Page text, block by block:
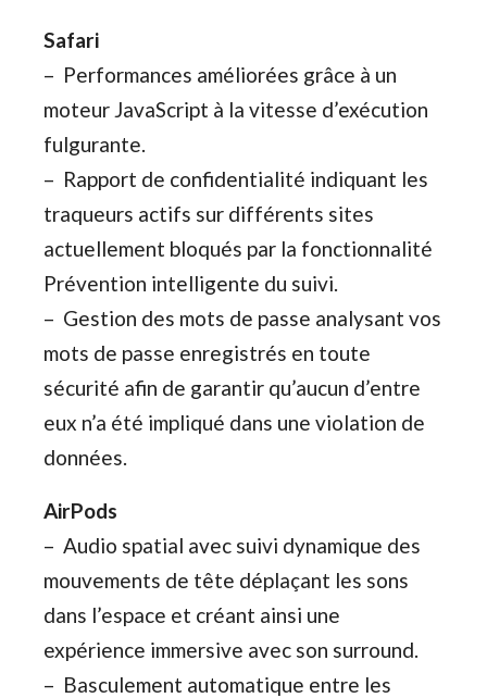
Safari
– Performances améliorées grâce à un
moteur JavaScript à la vitesse d’exécution
fulgurante.
– Rapport de confidentialité indiquant les
traqueurs actifs sur différents sites
actuellement bloqués par la fonctionnalité
Prévention intelligente du suivi.
– Gestion des mots de passe analysant vos
mots de passe enregistrés en toute
sécurité afin de garantir qu’aucun d’entre
eux n’a été impliqué dans une violation de
données.
AirPods
– Audio spatial avec suivi dynamique des
mouvements de tête déplaçant les sons
dans l’espace et créant ainsi une
expérience immersive avec son surround.
– Basculement automatique entre les